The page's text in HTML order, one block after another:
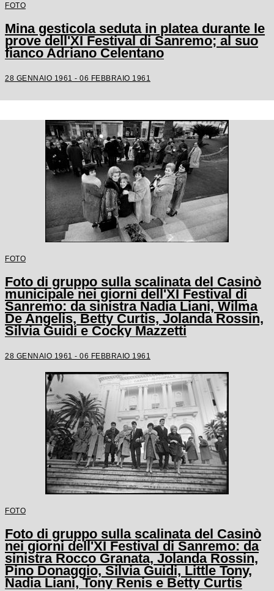
FOTO
Mina gesticola seduta in platea durante le
prove dell'XI Festival di Sanremo; al suo
fianco Adriano Celentano
28 GENNAIO 1961 - 06 FEBBRAIO 1961
FOTO
Foto di gruppo sulla scalinata del Casinò
municipale nei giorni dell'XI Festival di
Sanremo: da sinistra Nadia Liani, Wilma
De Angelis, Betty Curtis, Jolanda Rossin,
Silvia Guidi e Cocky Mazzetti
28 GENNAIO 1961 - 06 FEBBRAIO 1961
FOTO
Foto di gruppo sulla scalinata del Casinò
nei giorni dell'XI Festival di Sanremo: da
sinistra Rocco Granata, Jolanda Rossin,
Pino Donaggio, Silvia Guidi, Little Tony,
Nadia Liani, Tony Renis e Betty Curtis